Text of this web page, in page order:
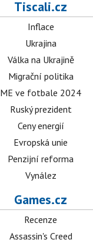
Tiscali.cz
Inflace
Ukrajina
Válka na Ukrajině
Migrační politika
ME ve fotbale 2024
Ruský prezident
Ceny energií
Evropská unie
Penzijní reforma
Vynález
Games.cz
Recenze
Assassin's Creed